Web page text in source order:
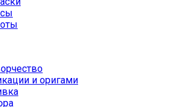
и оригами